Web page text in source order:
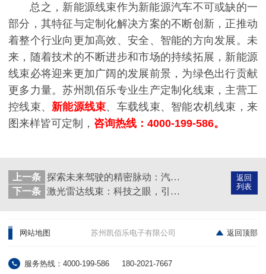
总之，新能源线束作为新能源汽车不可或缺的一
部分，其特征与定制化解决方案的不断创新，正推动
着整个行业向更加高效、安全、智能的方向发展。未
来，随着技术的不断进步和市场的持续拓展，新能源
线束必将迎来更加广阔的发展前景，为绿色出行贡献
更多力量。苏州凯佰乐专业生产定制化线束，主营工
控线束、 新能源线束、车载线束、智能农机线束，来
图来样皆可定制， 咨询热线：4000-199-586。
返回
列表
上一条
探索未来驾驶的精密脉动：汽车旋变传感器线束的应用与定制艺术
下一条
激光雷达线束：科技之眼，引领未来精准感知
网站地图 苏州凯佰乐电子有限公司 返回顶部
服务热线：4000-199-586 180-2021-7667